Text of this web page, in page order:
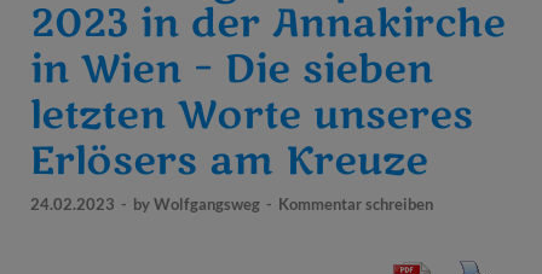
2023 in der Annakirche
in Wien – Die sieben
letzten Worte unseres
Erlösers am Kreuze
24.02.2023 - byWolfgangsweg - Kommentar schreiben